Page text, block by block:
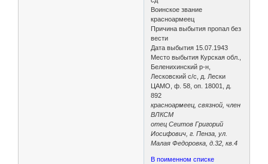
Воинское звание
красноармеец
Причина выбытия пропал без
вести
Дата выбытия 15.07.1943
Место выбытия Курская обл.,
Беленихинский р-н,
Лесковский с/с, д. Лески
ЦАМО, ф. 58, оп. 18001, д.
892
красноармеец, связной, член
ВЛКСМ
отец Сеитов Григорий
Иосифович, г. Пенза, ул.
Малая Федоровка, д.32, кв.4
В поименном списке